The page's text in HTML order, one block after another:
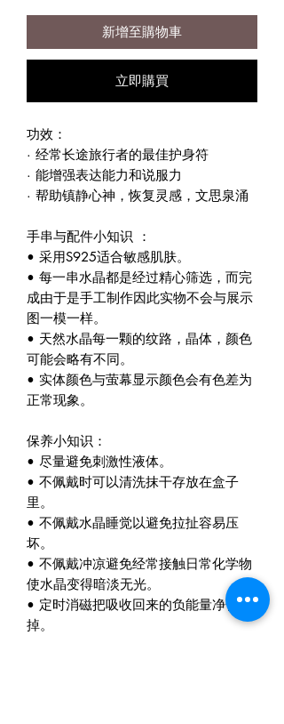
新增至購物車
立即購買
功效：
· 经常长途旅行者的最佳护身符
· 能增强表达能力和说服力
· 帮助镇静心神，恢复灵感，文思泉涌
手串与配件小知识 ：
• 采用S925适合敏感肌肤。
• 每一串水晶都是经过精心筛选，而完
成由于是手工制作因此实物不会与展示
图一模一样。
• 天然水晶每一颗的纹路，晶体，颜色
可能会略有不同。
• 实体颜色与萤幕显示颜色会有色差为
正常现象。
保养小知识：
• 尽量避免刺激性液体。
• 不佩戴时可以清洗抹干存放在盒子
里。
• 不佩戴水晶睡觉以避免拉扯容易压
坏。
• 不佩戴冲凉避免经常接触日常化学物
使水晶变得暗淡无光。
• 定时消磁把吸收回来的负能量净化
掉。